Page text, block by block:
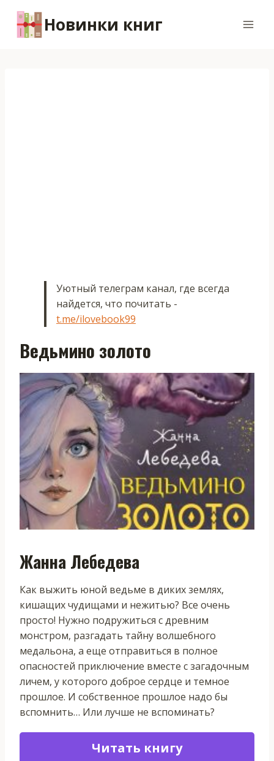
содержимому
Новинки книг
Уютный телеграм канал, где всегда
найдется, что почитать -
t.me/ilovebook99
Ведьмино золото
Жанна Лебедева
Как выжить юной ведьме в диких землях,
кишащих чудищами и нежитью? Все очень
просто! Нужно подружиться с древним
монстром, разгадать тайну волшебного
медальона, а еще отправиться в полное
опасностей приключение вместе с загадочным
личем, у которого доброе сердце и темное
прошлое. И собственное прошлое надо бы
вспомнить… Или лучше не вспоминать?
Читать книгу